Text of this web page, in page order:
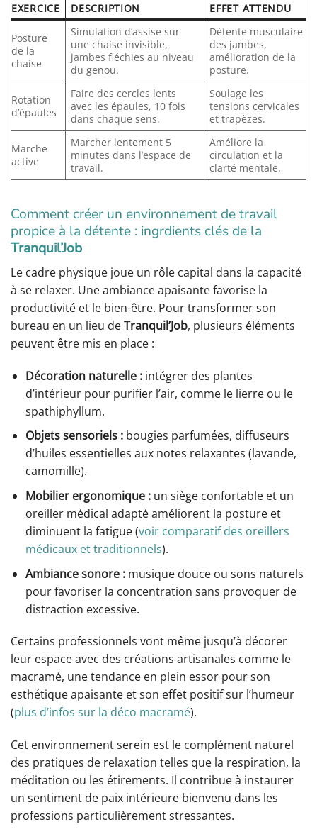
EXERCICE DESCRIPTION EFFET ATTENDU
Posture
de la
chaise
Simulation d’assise sur
une chaise invisible,
jambes fléchies au niveau
du genou.
Détente musculaire
des jambes,
amélioration de la
posture.
Rotation
d’épaules
Faire des cercles lents
avec les épaules, 10 fois
dans chaque sens.
Soulage les
tensions cervicales
et trapèzes.
Marche
active
Marcher lentement 5
minutes dans l’espace de
travail.
Améliore la
circulation et la
clarté mentale.
Comment créer un environnement de travail
propice à la détente : ingrdients clés de la
Tranquil’Job
Le cadre physique joue un rôle capital dans la capacité
à se relaxer. Une ambiance apaisante favorise la
productivité et le bien-être. Pour transformer son
bureau en un lieu deTranquil’Job, plusieurs éléments
peuvent être mis en place :
Décoration naturelle :intégrer des plantes
d’intérieur pour purifier l’air, comme le lierre ou le
spathiphyllum.
Objets sensoriels :bougies parfumées, diffuseurs
d’huiles essentielles aux notes relaxantes (lavande,
camomille).
Mobilier ergonomique :un siège confortable et un
oreiller médical adapté améliorent la posture et
diminuent la fatigue (voir comparatif des oreillers
médicaux et traditionnels).
Ambiance sonore :musique douce ou sons naturels
pour favoriser la concentration sans provoquer de
distraction excessive.
Certains professionnels vont même jusqu’à décorer
leur espace avec des créations artisanales comme le
macramé, une tendance en plein essor pour son
esthétique apaisante et son effet positif sur l’humeur
(plus d’infos sur la déco macramé).
Cet environnement serein est le complément naturel
des pratiques de relaxation telles que la respiration, la
méditation ou les étirements. Il contribue à instaurer
un sentiment de paix intérieure bienvenu dans les
professions particulièrement stressantes.